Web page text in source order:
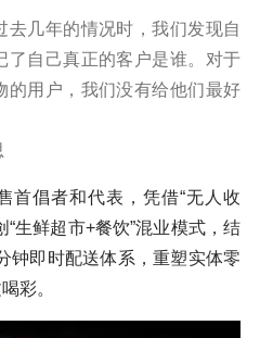
去几年的情况时，我们发现自
了自己真正的客户是谁。对于
的用户，我们没有给他们最好
首倡者和代表，凭借“无人收
生鲜超市+餐饮”混业模式，结
钟即时配送体系，重塑实体零
彩。